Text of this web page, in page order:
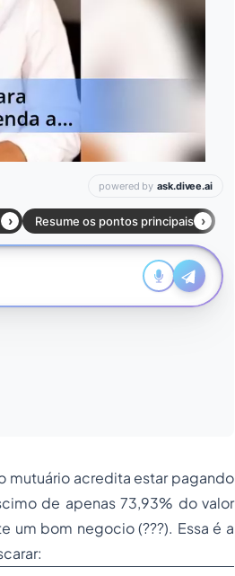
mutuário acredita estar pagando
de apenas 73,93% do valor
um bom negocio (???). Essa é a